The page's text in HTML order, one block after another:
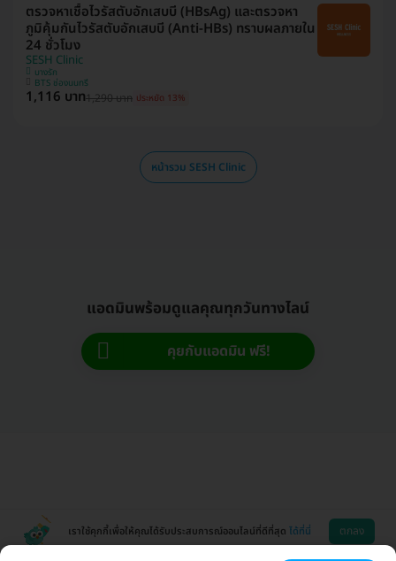
ตรวจหาเชื้อไวรัสตับอักเสบบี (HBsAg) และตรวจหา
ภูมิคุ้มกันไวรัสตับอักเสบบี (Anti-HBs) ทราบผลภายใน
24 ชั่วโมง
SESH Clinic
บางรัก
BTS ช่องนนทรี
1,116 บาท1,290 บาท ประหยัด 13%
หน้ารวม SESH Clinic
แอดมินพร้อมดูแลคุณทุกวันทางไลน์
คุยกับแอดมิน ฟรี!
เราใช้คุกกี้เพื่อให้คุณได้รับประสบการณ์ออนไลน์ที่ดีที่สุด ได้ที่นี่ ตกลง